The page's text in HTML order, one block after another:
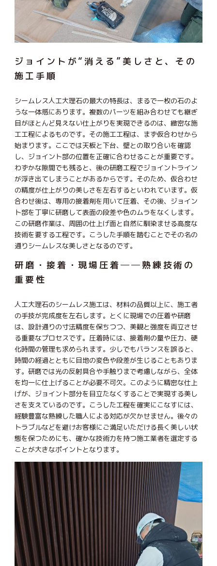
ジョイントが“消える”美しさと、その
施工手順
シームレス人工大理石の最大の特長は、まるで一枚の石のよ
うな一体感にあります。複数のパーツを組み合わせても継ぎ
目がほとんど見えない仕上がりを実現できるのは、緻密な施
工工程によるものです。その施工工程は、まず仮合わせから
始まります。ここでは天板と下台、壁との取り合いを確認
し、ジョイント部の位置を正確に合わせることが重要です。
わずかな隙間でも残ると、後の研磨工程でジョイントライン
が浮き出てしまうことがあるからです。そのため、仮合わせ
の精度が仕上がりの美しさを左右するといわれています。仮
合わせ後は、専用の接着剤を用いて圧着、その後、ジョイン
ト部を丁寧に研磨して表面の段差や色のムラをなくします。
この研磨作業は、周囲の仕上げ面と自然に馴染ませる高度な
技術を要する工程です。こうした手順を踏むことでその名の
通りシームレスな美しさとなるのです。
研磨・接着・現場圧着──熟練技術の
重要性
人工大理石のシームレス施工は、材料の品質以上に、施工者
の手技が完成度を左右します。とくに現場での圧着や研磨
は、設計通りの寸法精度を保ちつつ、美観と強度を両立させ
る重要なプロセスです。圧着時には、接着剤の量や圧力、硬
化時間の管理も求められます。少しでもバランスを誤ると、
時間の経過とともに目地の変色や段差が生じることもありま
す。研磨では光の反射具合や手触りまで考慮しながら、全体
を均一に仕上げることが必要不可欠。このように精密な仕上
げが、ジョイント部分を目立たなくすることで実現する美し
さを支えているのです。こうした工程を確実にこなすには、
経験豊富な熟練した職人による対応が欠かせません。後々の
トラブルなどを避けお客様にご満足いただける長く美しい状
態を保つためにも、確かな技術力を持つ施工業者を選定する
ことが大きなポイントとなります。